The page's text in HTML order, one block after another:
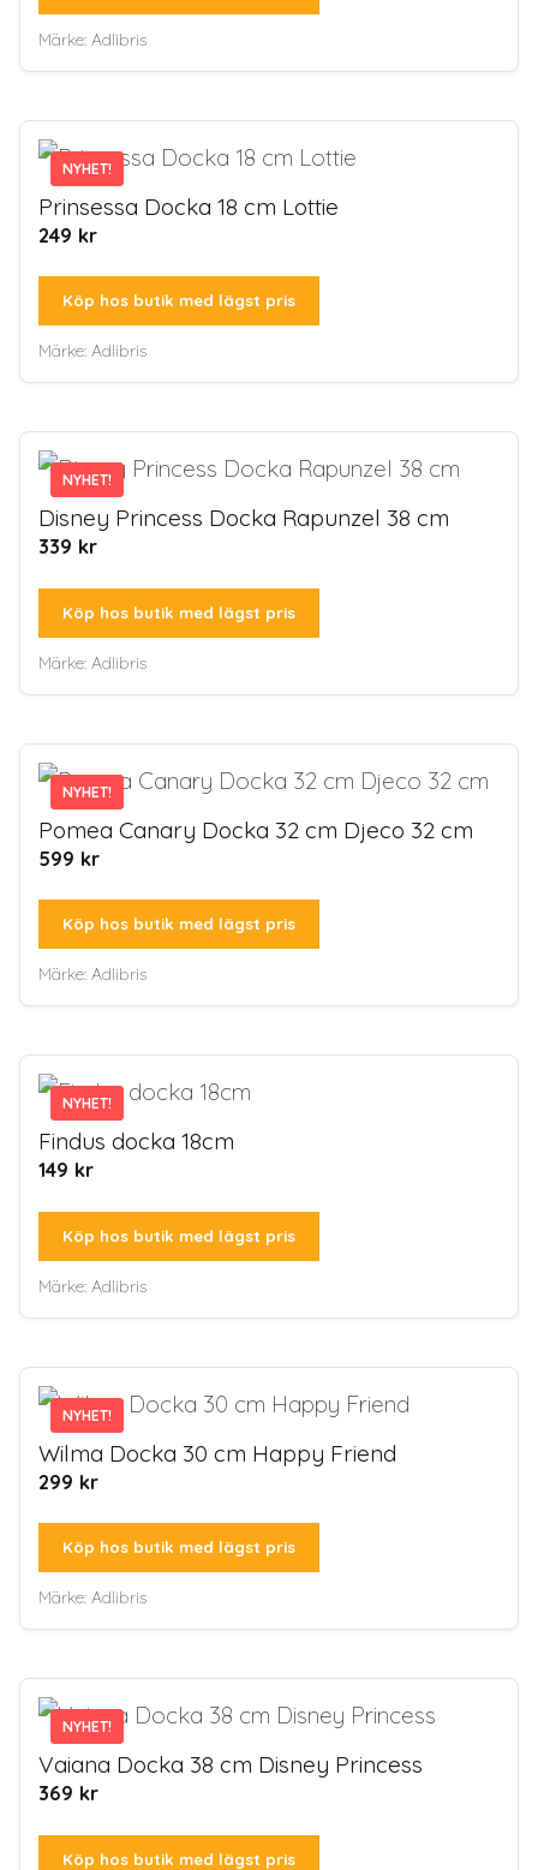
Märke: Adlibris
NYHET!
NYHET!
Prinsessa Docka 18 cm Lottie
249 kr
Köp hos butik med lägst pris
Märke: Adlibris
NYHET!
NYHET!
Disney Princess Docka Rapunzel 38 cm
339 kr
Köp hos butik med lägst pris
Märke: Adlibris
NYHET!
NYHET!
Pomea Canary Docka 32 cm Djeco 32 cm
599 kr
Köp hos butik med lägst pris
Märke: Adlibris
NYHET!
NYHET!
Findus docka 18cm
149 kr
Köp hos butik med lägst pris
Märke: Adlibris
NYHET!
NYHET!
Wilma Docka 30 cm Happy Friend
299 kr
Köp hos butik med lägst pris
Märke: Adlibris
NYHET!
NYHET!
Vaiana Docka 38 cm Disney Princess
369 kr
Köp hos butik med lägst pris